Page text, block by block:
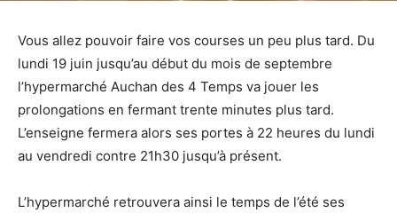
Vous allez pouvoir faire vos courses un peu plus tard. Du
lundi 19 juin jusqu’au début du mois de septembre
l’hypermarché Auchan des 4 Temps va jouer les
prolongations en fermant trente minutes plus tard.
L’enseigne fermera alors ses portes à 22 heures du lundi
au vendredi contre 21h30 jusqu’à présent.
L’hypermarché retrouvera ainsi le temps de l’été ses